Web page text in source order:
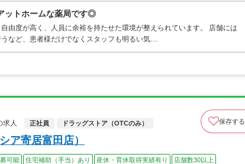
ットホームな薬局です◎
由度が高く、人員に余裕を持たせた環境が整えられています。 店舗には
など、患者様だけでなくスタッフも明るい気…
求人
正社員 ドラッグストア（OTCのみ） 保存する
ア寄居富田店）
可能 住宅補助（手当）あり 産休・育休取得実績有り
店舗数30以上